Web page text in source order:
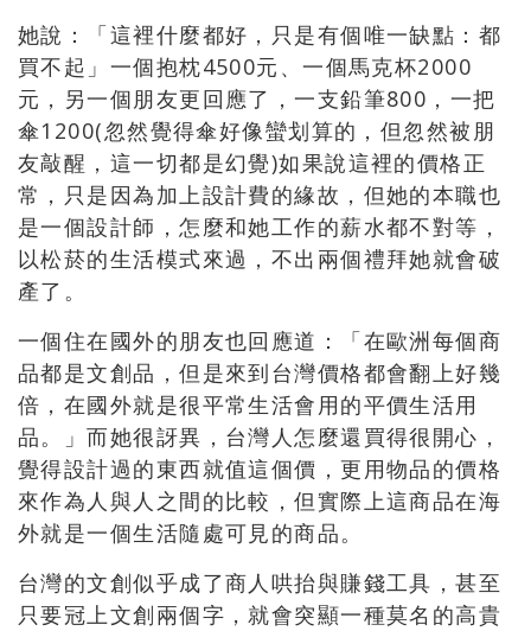
她說：「這裡什麼都好，只是有個唯一缺點：都
買不起」一個抱枕4500元、一個馬克杯2000
元，另一個朋友更回應了，一支鉛筆800，一把
傘1200(忽然覺得傘好像蠻划算的，但忽然被朋
友敲醒，這一切都是幻覺)如果說這裡的價格正
常，只是因為加上設計費的緣故，但她的本職也
是一個設計師，怎麼和她工作的薪水都不對等，
以松菸的生活模式來過，不出兩個禮拜她就會破
產了。
一個住在國外的朋友也回應道：「在歐洲每個商
品都是文創品，但是來到台灣價格都會翻上好幾
倍，在國外就是很平常生活會用的平價生活用
品。」而她很訝異，台灣人怎麼還買得很開心，
覺得設計過的東西就值這個價，更用物品的價格
來作為人與人之間的比較，但實際上這商品在海
外就是一個生活隨處可見的商品。
台灣的文創似乎成了商人哄抬與賺錢工具，甚至
只要冠上文創兩個字，就會突顯一種莫名的高貴